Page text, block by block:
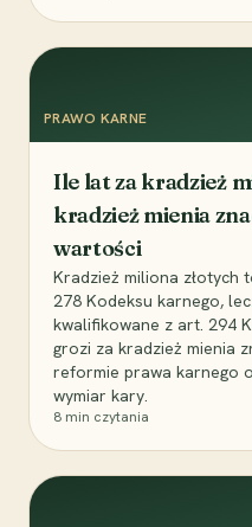
PRAWO KARNE
Ile lat za kradzież
kradzież mienia
wartości
Kradzież miliona złotych
278 Kodeksu karnego,
kwalifikowane z art. 294
grozi za kradzież mienia
reformie prawa karnego
wymiar kary.
8 min czytania